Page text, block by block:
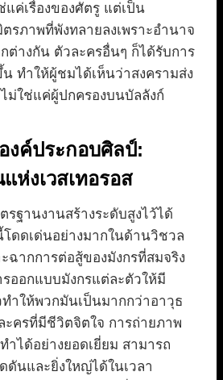
แค่เรื่องของศัตรู แต่เป็น
รภาพที่พังทลายลงเพราะอำนาจ
างกัน ตัวละครอื่นๆ ก็ได้รับการ
ทำให้ผู้ชมได้เห็นว่าสงครามส่ง
ม่ใช่แค่ผู้ปกครองบนบัลลังก์
งค์ประกอบศิลป์:
ห่งเวสเทอรอส
รฐานงานสร้างระดับสูงไว้ได้
ดดเด่นอย่างมากในด้านวิชวล
ฉากการต่อสู้ของมังกรที่สมจริง
ออกแบบมังกรแต่ละตัวให้มี
ำให้พวกมันเป็นมากกว่าอาวุธ
ะครที่มีชีวิตจิตใจ การถ่ายภาพ
ำได้อย่างยอดเยี่ยม สามารถ
ดันและยิ่งใหญ่ได้ในเวลา